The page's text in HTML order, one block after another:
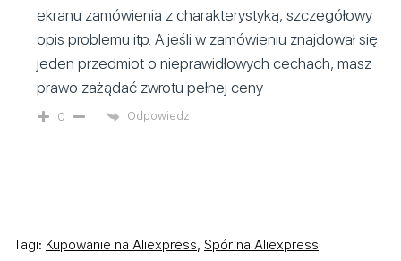
ekranu zamówienia z charakterystyką, szczegółowy
opis problemu itp. A jeśli w zamówieniu znajdował się
jeden przedmiot o nieprawidłowych cechach, masz
prawo zażądać zwrotu pełnej ceny
0 Odpowiedz
Tagi: Kupowanie na Aliexpress, Spór na Aliexpress